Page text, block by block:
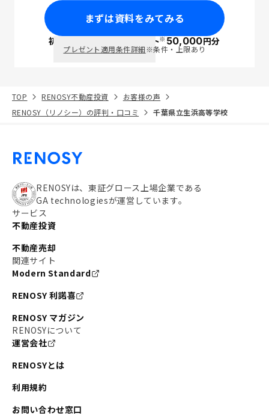
まずは資料をみてみる
初回面談で ポイント※50,000円分
プレゼント適用条件詳細※条件・上限あり
TOP RENOSY不動産投資
お客様の声
RENOSY（リノシー）の評判・口コミ
千葉県立生浜高等学校
RENOSYは、東証グロース上場企業である
GA technologiesが運営しています。
サービス
不動産投資
不動産売却
関連サイト
Modern Standard
RENOSY 利諾喜
RENOSY マガジン
RENOSYについて
運営会社
RENOSYとは
利用規約
お問い合わせ窓口